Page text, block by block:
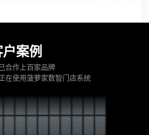
案例
合作上百家品牌
在使用菠萝家数智门店系统